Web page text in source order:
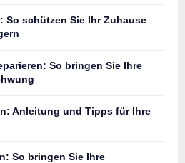
So schützen Sie Ihr Zuhause
So bringen Sie Ihre
Anleitung und Tipps für Ihre
So bringen Sie Ihre